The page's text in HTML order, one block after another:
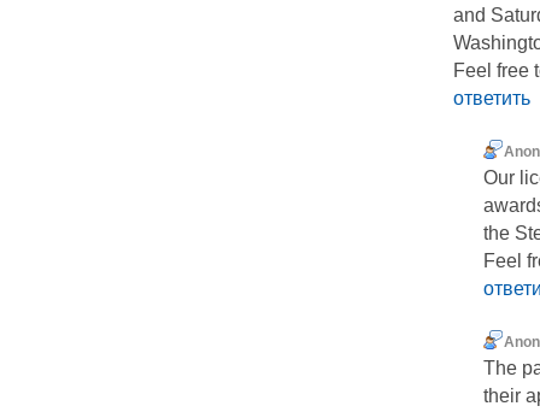
and
Feel free
ответить
Our
the
Feel
The
their